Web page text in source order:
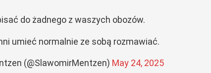
do żadnego z waszych obozów.
umieć normalnie ze sobą rozmawiać.
(@SlawomirMentzen) May 24, 2025